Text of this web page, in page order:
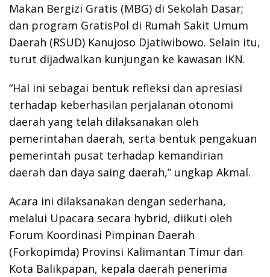
Makan Bergizi Gratis (MBG) di Sekolah Dasar;
dan program GratisPol di Rumah Sakit Umum
Daerah (RSUD) Kanujoso Djatiwibowo. Selain itu,
turut dijadwalkan kunjungan ke kawasan IKN.
“Hal ini sebagai bentuk refleksi dan apresiasi
terhadap keberhasilan perjalanan otonomi
daerah yang telah dilaksanakan oleh
pemerintahan daerah, serta bentuk pengakuan
pemerintah pusat terhadap kemandirian
daerah dan daya saing daerah,” ungkap Akmal.
Acara ini dilaksanakan dengan sederhana,
melalui Upacara secara hybrid, diikuti oleh
Forum Koordinasi Pimpinan Daerah
(Forkopimda) Provinsi Kalimantan Timur dan
Kota Balikpapan, kepala daerah penerima